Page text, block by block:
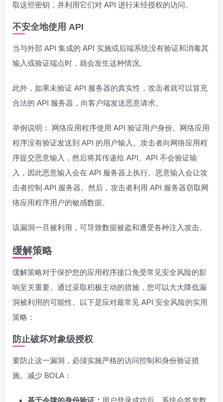
取这些密钥，并利用它们对 API 进行未经授权的访问。
不安全地使用 API
当与外部 API 集成的 API 实施或后端系统没有验证和消毒其
输入或验证端点时，就会发生这种情况。
此外，如果未验证 API 服务器的真实性，攻击者就可以冒充
合法的 API 服务器，向客户端发送恶意请求。
举例说明： 网络应用程序使用 API 验证用户身份。网络应用
程序没有验证发送到 API 的用户输入。攻击者向网络应用程
序提交恶意输入，然后将其传递给 API。API 不会验证输
入，因此恶意输入会在 API 服务器上执行。恶意输入会让攻
击者控制 API 服务器。然后，攻击者利用 API 服务器窃取网
络应用程序用户的敏感数据。
该漏洞一旦被利用，可导致数据被盗和遭受各种注入攻击。
缓解策略
缓解策略对于保护您的应用程序接口免受常见安全风险的影
响至关重要。通过采取积极主动的措施，您可以大大降低漏
洞被利用的可能性。以下是应对最常见 API 安全风险的实用
策略：
防止破坏对象级授权
要防止这一漏洞，必须实施严格的访问控制和身份验证措
施。减少 BOLA：